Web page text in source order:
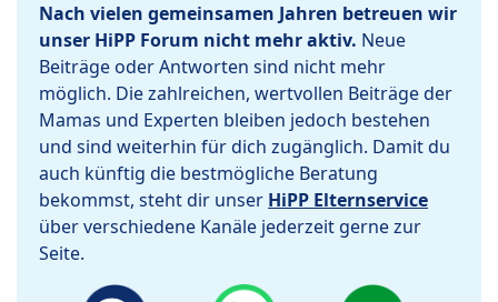
Nach vielen gemeinsamen Jahren betreuen wir
unser HiPP Forum nicht mehr aktiv. Neue
Beiträge oder Antworten sind nicht mehr
möglich. Die zahlreichen, wertvollen Beiträge der
Mamas und Experten bleiben jedoch bestehen
und sind weiterhin für dich zugänglich. Damit du
auch künftig die bestmögliche Beratung
bekommst, steht dir unser HiPP Elternservice
über verschiedene Kanäle jederzeit gerne zur
Seite.